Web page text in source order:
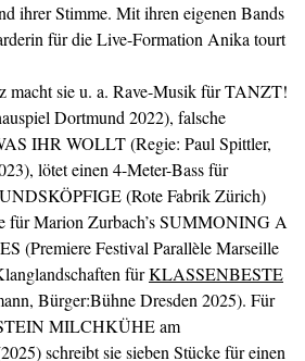
ihrer Stimme. Mit ihren eigenen Bands
für die Live-Formation Anika tourt
macht sie u. a. Rave-Musik für TANZT!
Dortmund 2022), falsche
IHR WOLLT (Regie: Paul Spittler,
lötet einen 4-Meter-Bass für
(Rote Fabrik Zürich)
für Marion Zurbach’s SUMMONING A
(Premiere Festival Parallèle Marseille
fürKLASSENBESTE
Bürger:Bühne Dresden 2025). Für
MILCHKÜHE am
schreibt sie sieben Stücke für einen